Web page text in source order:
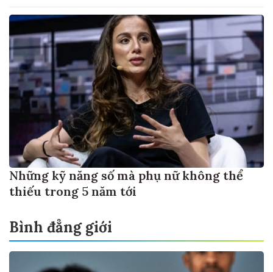
Những kỹ năng số mà phụ nữ không thể
thiếu trong 5 năm tới
Bình đẳng giới